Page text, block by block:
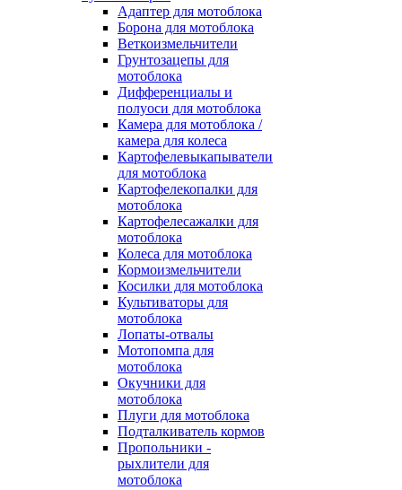
Адаптер для мотоблока
Борона для мотоблока
Веткоизмельчители
Грунтозацепы для
мотоблока
Дифференциалы и
полуоси для мотоблока
Камера для мотоблока /
камера для колеса
Картофелевыкапыватели
для мотоблока
Картофелекопалки для
мотоблока
Картофелесажалки для
мотоблока
Колеса для мотоблока
Кормоизмельчители
Косилки для мотоблока
Культиваторы для
мотоблока
Лопаты-отвалы
Мотопомпа для
мотоблока
Окучники для
мотоблока
Плуги для мотоблока
Подталкиватель кормов
Пропольники -
рыхлители для
мотоблока